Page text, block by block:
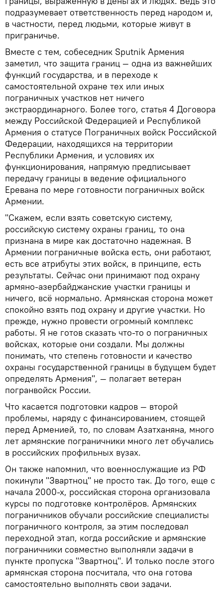
подразумевает ответственность перед народом и,
в частности, перед людьми, которые живут в
приграничье.
Вместе с тем, собеседник Sputnik Армения
заметил, что защита границ — одна из важнейших
функций государства, и в переходе к
самостоятельной охране тех или иных
пограничных участков нет ничего
экстраординарного. Более того, статья 4 Договора
между Российской Федерацией и Республикой
Армения о статусе Пограничных войск Российской
Федерации, находящихся на территории
Республики Армения, и условиях их
функционирования, напрямую предписывает
передачу границы в ведение официального
Еревана по мере готовности пограничных войск
Армении.
"Скажем, если взять советскую систему,
российскую систему охраны границ, то она
признана в мире как достаточно надежная. В
Армении пограничные войска есть, они работают,
есть все атрибуты этих войск, в принципе, есть
результаты. Сейчас они принимают под охрану
армяно-азербайджанские участки границы и
ничего, всё нормально. Армянская сторона может
спокойно взять под охрану и другие участки. Но
прежде, нужно провести огромный комплекс
работы. Я не готов сказать что-то о пограничных
войсках, которые они создали. Мы должны
понимать, что степень готовности и качество
охраны государственной границы в будущем будет
определять Армения", — полагает ветеран
погранвойск России.
Что касается подготовки кадров — второй
проблемы, наряду с финансированием, стоящей
перед Арменией, то, по словам Азатханяна, много
лет армянские пограничники много лет обучались
в российских профильных вузах.
Он также напомнил, что военнослужащие из РФ
покинули "Звартноц" не просто так. До того, еще с
начала 2000-х, российская сторона организовала
курсы по подготовке контролёров. Армянских
пограничников обучали российские специалисты
пограничного контроля, за этим последовал
переходной этап, когда российские и армянские
пограничники совместно выполняли задачи в
пункте пропуска "Звартноц". И только после этого
армянская сторона посчитала, что она готова
самостоятельно выполнять свои задачи.